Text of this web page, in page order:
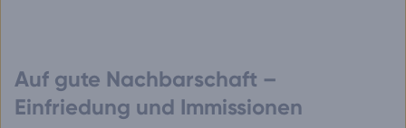
Auf gute Nachbarschaft –
Einfriedung und Immissionen